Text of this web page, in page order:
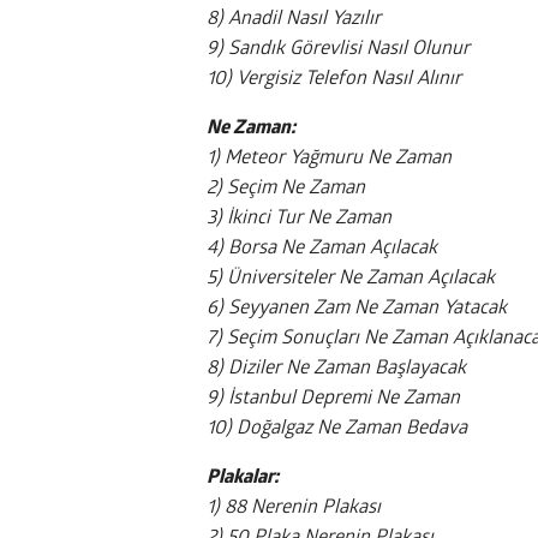
8) Anadil Nasıl Yazılır
9) Sandık Görevlisi Nasıl Olunur
10) Vergisiz Telefon Nasıl Alınır
Ne Zaman:
1) Meteor Yağmuru Ne Zaman
2) Seçim Ne Zaman
3) İkinci Tur Ne Zaman
4) Borsa Ne Zaman Açılacak
5) Üniversiteler Ne Zaman Açılacak
6) Seyyanen Zam Ne Zaman Yatacak
7) Seçim Sonuçları Ne Zaman
8) Diziler Ne Zaman Başlayacak
9) İstanbul Depremi Ne Zaman
10) Doğalgaz Ne Zaman Bedava
Plakalar:
1) 88 Nerenin Plakası